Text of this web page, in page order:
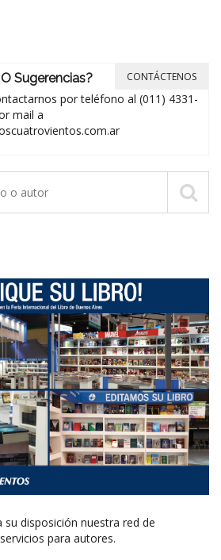
Sugerencias?
por teléfono al (011) 4331-
mail a
CONTÁCTENOS
disposición nuestra red de
para autores.